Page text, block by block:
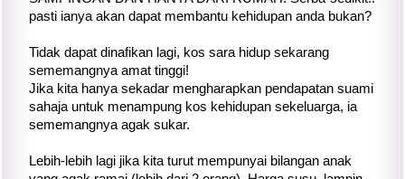
pasti ianya akan dapat membantu kehidupan anda bukan?
Tidak dapat dinafikan lagi, kos sara hidup sekarang
sememangnya amat tinggi!
Jika kita hanya sekadar mengharapkan pendapatan suami
sahaja untuk menampung kos kehidupan sekeluarga, ia
sememangnya agak sukar.
Lebih-lebih lagi jika kita turut mempunyai bilangan anak